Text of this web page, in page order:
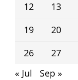
12
13
19
20
26
27
« Jul
Sep »